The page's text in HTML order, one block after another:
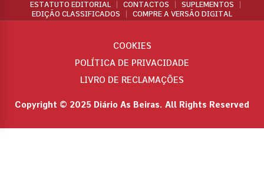
ESTATUTO EDITORIAL CONTACTOS
SUPLEMENTOS
EDIÇÃO CLASSIFICADOS
COMPRE A VERSÃO DIGITAL
Copyright © 2025 Diário As Beiras. All Rights Reserved
COOKIES
POLÍTICA DE PRIVACIDADE
LIVRO DE RECLAMAÇÕES